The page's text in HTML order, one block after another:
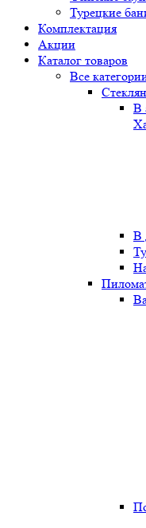
Турецкие
Комплектация
Акции
Каталог товаров
Все
В
В